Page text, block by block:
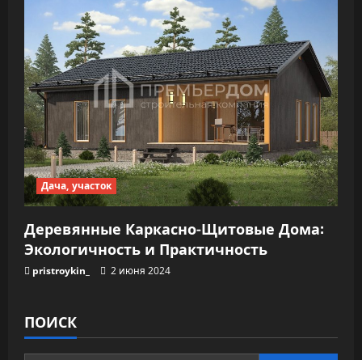
Дача, участок
Деревянные Каркасно-Щитовые Дома:
Экологичность и Практичность
pristroykin_ 2 июня 2024
ПОИСК